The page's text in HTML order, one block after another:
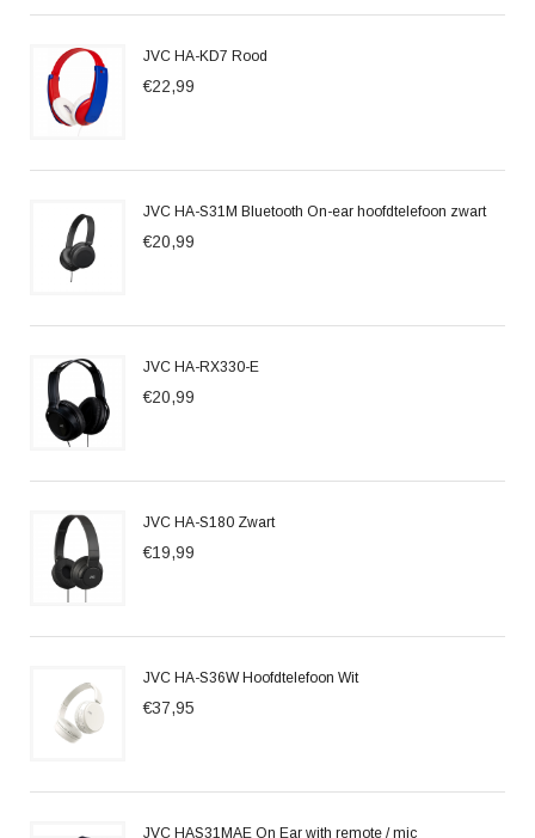
JVC HA-KD7 Rood
€22,99
JVC HA-S31M Bluetooth On-ear hoofdtelefoon zwart
€20,99
JVC HA-RX330-E
€20,99
JVC HA-S180 Zwart
€19,99
JVC HA-S36W Hoofdtelefoon Wit
€37,95
JVC HAS31MAE On Ear with remote / mic